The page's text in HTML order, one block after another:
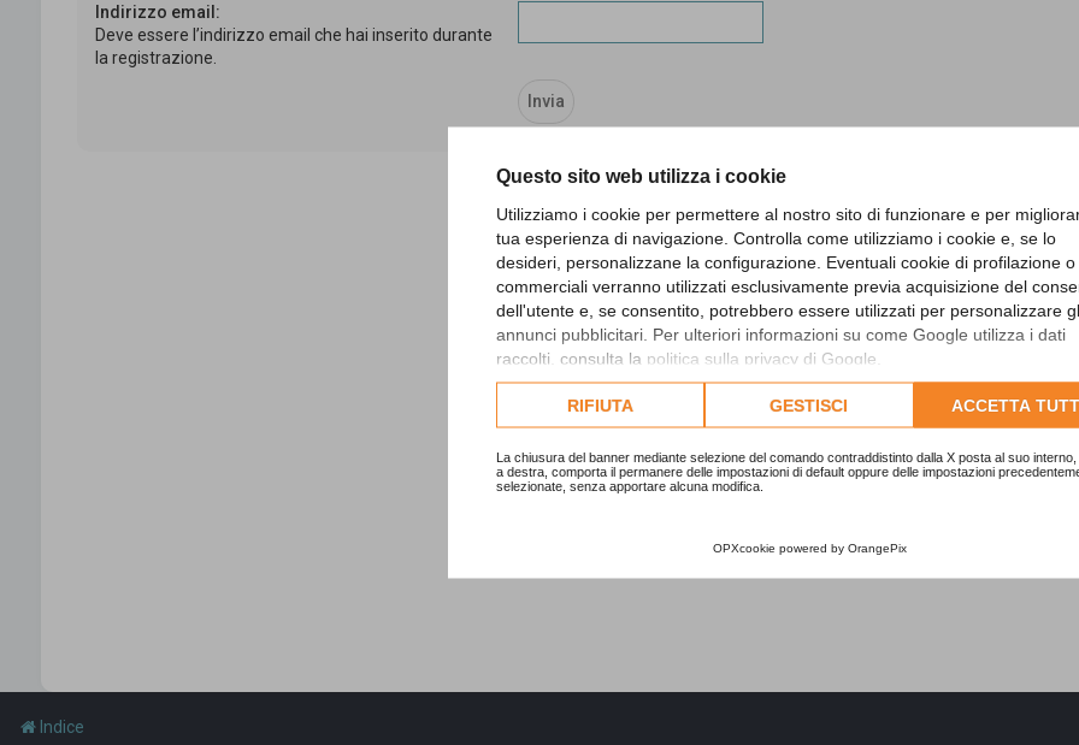
Questo sito web utilizza i cookie
Utilizziamo i cookie per permettere al nostro sito di funzionare e per
tua esperienza di navigazione. Controlla come utilizziamo i cookie e, se lo
desideri, personalizzane la configurazione. Eventuali cookie di profilazione o
commerciali verranno utilizzati esclusivamente previa acquisizione del
dell'utente e, se consentito, potrebbero essere utilizzati per personalizzare
annunci pubblicitari. Per ulteriori informazioni su come Google utilizza i dati
raccolti, consulta la politica sulla privacy di Google
Consulta l'informativa cookie completa.
RIFIUTA GESTISCI ACCETTA
La chiusura del banner mediante selezione del comando contraddistinto dalla X posta al suo interno,
a destra, comporta il permanere delle impostazioni di default oppure delle impostazioni
selezionate, senza apportare alcuna modifica.
OPXcookie powered by OrangePix
Indirizzo email:
Deve essere l’indirizzo email che hai inserito durante
la registrazione.
Indice